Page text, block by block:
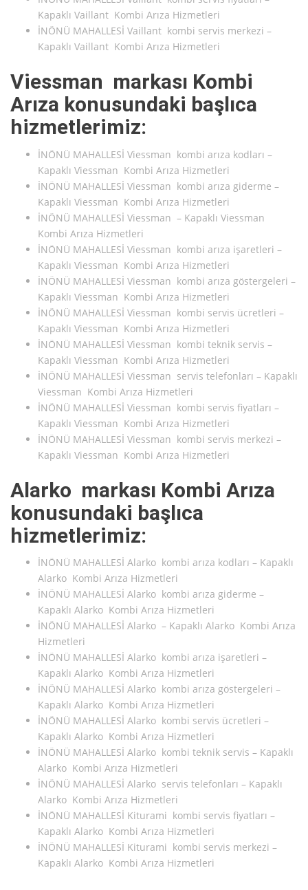
Kapaklı Vaillant Kombi Arıza Hizmetleri
İNÖNÜ MAHALLESİ Vaillant kombi servis merkezi –
Kapaklı Vaillant Kombi Arıza Hizmetleri
Viessman markası Kombi
Arıza konusundaki başlıca
hizmetlerimiz:
İNÖNÜ MAHALLESİ Viessman kombi arıza kodları –
Kapaklı Viessman Kombi Arıza Hizmetleri
İNÖNÜ MAHALLESİ Viessman kombi arıza giderme –
Kapaklı Viessman Kombi Arıza Hizmetleri
İNÖNÜ MAHALLESİ Viessman – Kapaklı Viessman
Kombi Arıza Hizmetleri
İNÖNÜ MAHALLESİ Viessman kombi arıza işaretleri –
Kapaklı Viessman Kombi Arıza Hizmetleri
İNÖNÜ MAHALLESİ Viessman kombi arıza göstergeleri –
Kapaklı Viessman Kombi Arıza Hizmetleri
İNÖNÜ MAHALLESİ Viessman kombi servis ücretleri –
Kapaklı Viessman Kombi Arıza Hizmetleri
İNÖNÜ MAHALLESİ Viessman kombi teknik servis –
Kapaklı Viessman Kombi Arıza Hizmetleri
İNÖNÜ MAHALLESİ Viessman servis telefonları – Kapaklı
Viessman Kombi Arıza Hizmetleri
İNÖNÜ MAHALLESİ Viessman kombi servis fiyatları –
Kapaklı Viessman Kombi Arıza Hizmetleri
İNÖNÜ MAHALLESİ Viessman kombi servis merkezi –
Kapaklı Viessman Kombi Arıza Hizmetleri
Alarko markası Kombi Arıza
konusundaki başlıca
hizmetlerimiz:
İNÖNÜ MAHALLESİ Alarko kombi arıza kodları – Kapaklı
Alarko Kombi Arıza Hizmetleri
İNÖNÜ MAHALLESİ Alarko kombi arıza giderme –
Kapaklı Alarko Kombi Arıza Hizmetleri
İNÖNÜ MAHALLESİ Alarko – Kapaklı Alarko Kombi Arıza
Hizmetleri
İNÖNÜ MAHALLESİ Alarko kombi arıza işaretleri –
Kapaklı Alarko Kombi Arıza Hizmetleri
İNÖNÜ MAHALLESİ Alarko kombi arıza göstergeleri –
Kapaklı Alarko Kombi Arıza Hizmetleri
İNÖNÜ MAHALLESİ Alarko kombi servis ücretleri –
Kapaklı Alarko Kombi Arıza Hizmetleri
İNÖNÜ MAHALLESİ Alarko kombi teknik servis – Kapaklı
Alarko Kombi Arıza Hizmetleri
İNÖNÜ MAHALLESİ Alarko servis telefonları – Kapaklı
Alarko Kombi Arıza Hizmetleri
İNÖNÜ MAHALLESİ Kiturami kombi servis fiyatları –
Kapaklı Alarko Kombi Arıza Hizmetleri
İNÖNÜ MAHALLESİ Kiturami kombi servis merkezi –
Kapaklı Alarko Kombi Arıza Hizmetleri